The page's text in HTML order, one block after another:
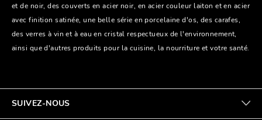
et de noir, des couverts en acier noir, en acier couleur laiton et en acier
avec finition satinée, une belle série en porcelaine d'os, des carafes,
des verres à vin et à eau en cristal respectueux de l'environnement,
ainsi que d'autres produits pour la cuisine, la nourriture et votre santé.
SUIVEZ-NOUS